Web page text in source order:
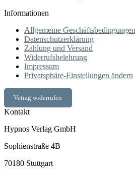
Informationen
Allgemeine
Datenschutzerklärung
Zahlung und Versand
Widerrufsbelehrung
Impressum
Privatsphäre-Einstellungen ändern
Vetrag widerrufen
Kontakt
Hypnos Verlag GmbH
Sophienstraße 4B
70180 Stuttgart